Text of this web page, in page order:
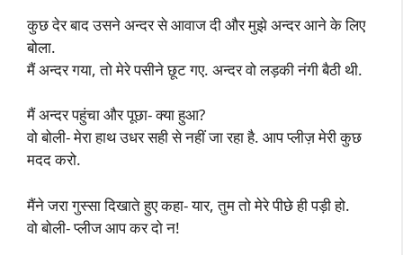
कुछ देर बाद उसने अन्दर से आवाज दी और मुझे अन्दर आने के लिए
बोला.
मैं अन्दर गया, तो मेरे पसीने छूट गए. अन्दर वो लड़की नंगी बैठी थी.
मैं अन्दर पहुंचा और पूछा- क्या हुआ?
वो बोली- मेरा हाथ उधर सही से नहीं जा रहा है. आप प्लीज़ मेरी कुछ
मदद करो.
मैंने जरा गुस्सा दिखाते हुए कहा- यार, तुम तो मेरे पीछे ही पड़ी हो.
वो बोली- प्लीज आप कर दो न!